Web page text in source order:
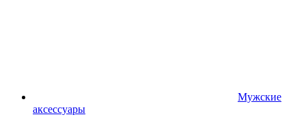
Мужские
аксессуары